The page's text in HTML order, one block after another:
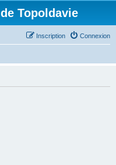
Topoldavie
Connexion
Inscription